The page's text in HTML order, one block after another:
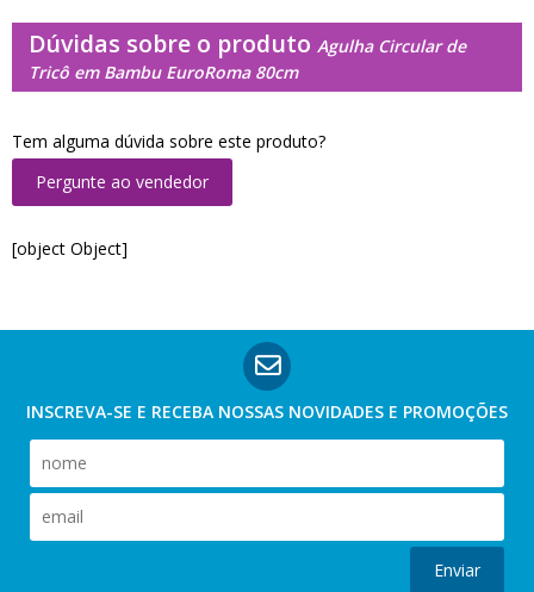
Dúvidas sobre o produto Agulha Circular de
Tricô em Bambu EuroRoma 80cm
Tem alguma dúvida sobre este produto?
Pergunte ao vendedor
[object Object]
INSCREVA-SE E RECEBA NOSSAS NOVIDADES E PROMOÇÕES
Enviar